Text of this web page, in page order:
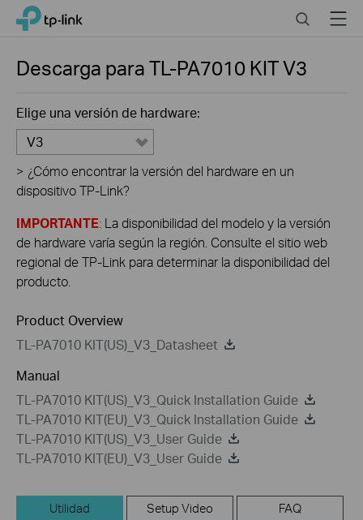
Click
navigation
TP-Link, Reliably Smart SearchMenu
Descarga paraTL-PA7010 KITV3
Elige una versión de hardware:
V3
> ¿Cómo encontrar la versión del hardware en un
dispositivo TP-Link?
IMPORTANTE: La disponibilidad del modelo y la versión
de hardware varía según la región. Consulte el sitio web
regional de TP-Link para determinar la disponibilidad del
producto.
Product Overview
TL-PA7010 KIT(US)_V3_Datasheet
Manual
TL-PA7010 KIT(US)_V3_Quick Installation Guide
TL-PA7010 KIT(EU)_V3_Quick Installation Guide
TL-PA7010 KIT(US)_V3_User Guide
TL-PA7010 KIT(EU)_V3_User Guide
Utilidad Setup Video FAQ